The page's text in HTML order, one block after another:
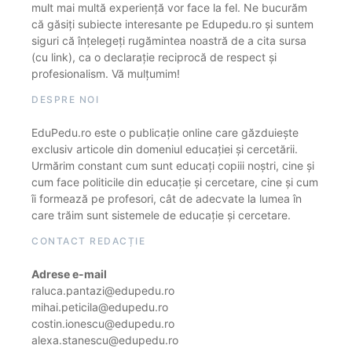
mult mai multă experiență vor face la fel. Ne bucurăm
că găsiți subiecte interesante pe Edupedu.ro și suntem
siguri că înțelegeți rugămintea noastră de a cita sursa
(cu link), ca o declarație reciprocă de respect și
profesionalism. Vă mulțumim!
DESPRE NOI
EduPedu.ro este o publicație online care găzduiește
exclusiv articole din domeniul educației și cercetării.
Urmărim constant cum sunt educați copiii noștri, cine și
cum face politicile din educație și cercetare, cine și cum
îi formează pe profesori, cât de adecvate la lumea în
care trăim sunt sistemele de educație și cercetare.
CONTACT REDACȚIE
Adrese e-mail
raluca.pantazi@edupedu.ro
mihai.peticila@edupedu.ro
costin.ionescu@edupedu.ro
alexa.stanescu@edupedu.ro